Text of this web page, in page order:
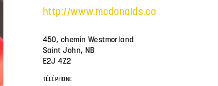
http://www.mcdonalds.ca
450, chemin Westmorland
Saint John, NB
E2J 4Z2
TÉLÉPHONE